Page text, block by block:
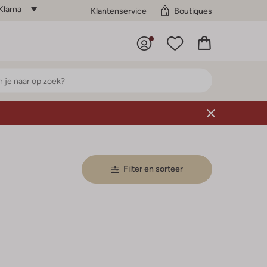
Klantenservice Boutiques
Filter en sorteer